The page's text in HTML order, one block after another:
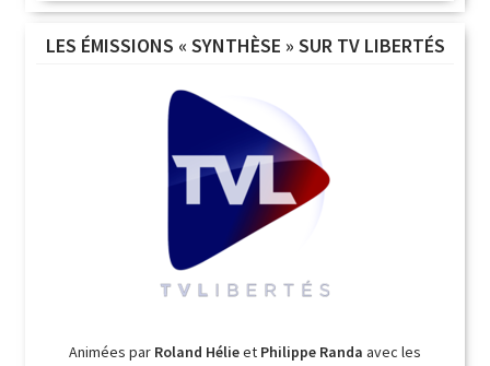
LES ÉMISSIONS « SYNTHÈSE » SUR TV LIBERTÉS
Animées par Roland Hélieet Philippe Randa avec les